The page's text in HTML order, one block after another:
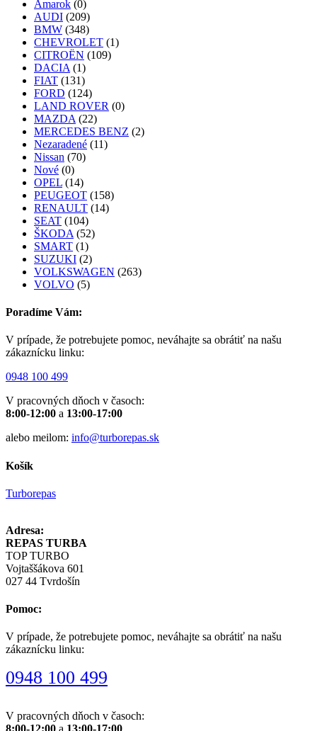
Amarok (0)
AUDI (209)
BMW (348)
CHEVROLET (1)
CITROËN (109)
DACIA (1)
FIAT (131)
FORD (124)
LAND ROVER (0)
MAZDA (22)
MERCEDES BENZ (2)
Nezaradené (11)
Nissan (70)
Nové (0)
OPEL (14)
PEUGEOT (158)
RENAULT (14)
SEAT (104)
ŠKODA (52)
SMART (1)
SUZUKI (2)
VOLKSWAGEN (263)
VOLVO (5)
Poradíme Vám:
V prípade, že potrebujete pomoc, neváhajte sa obrátiť na našu
zákaznícku linku:
0948 100 499
V pracovných dňoch v časoch:
8:00-12:00 a 13:00-17:00
alebo meilom: info@turborepas.sk
Košík
Turborepas
Adresa:
REPAS TURBA
TOP TURBO
Vojtaššákova 601
027 44 Tvrdošín
Pomoc:
V prípade, že potrebujete pomoc, neváhajte sa obrátiť na našu
zákaznícku linku:
0948 100 499
V pracovných dňoch v časoch: